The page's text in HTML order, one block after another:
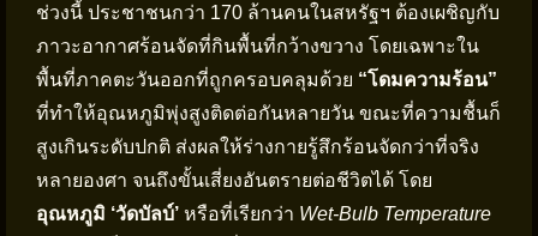
ช่วงนี้ ประชาชนกว่า 170 ล้านคนในสหรัฐฯ ต้องเผชิญกับ
ภาวะอากาศร้อนจัดที่กินพื้นที่กว้างขวาง โดยเฉพาะใน
พื้นที่ภาคตะวันออกที่ถูกครอบคลุมด้วย “โดมความร้อน”
ที่ทำให้อุณหภูมิพุ่งสูงติดต่อกันหลายวัน ขณะที่ความชื้นก็
สูงเกินระดับปกติ ส่งผลให้ร่างกายรู้สึกร้อนจัดกว่าที่จริง
หลายองศา จนถึงขั้นเสี่ยงอันตรายต่อชีวิตได้ โดย
อุณหภูมิ ‘วัดบัลบ์’ หรือที่เรียกว่า Wet-Bulb Temperature